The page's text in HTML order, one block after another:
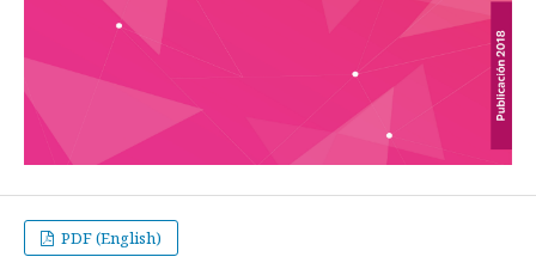
PDF (English)